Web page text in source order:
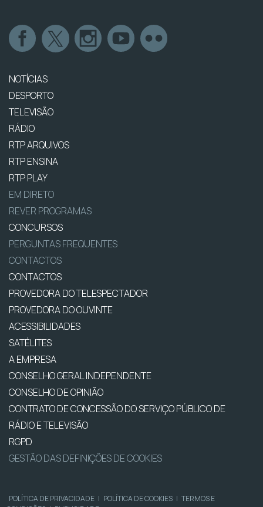
NOTÍCIAS
DESPORTO
TELEVISÃO
RÁDIO
RTP ARQUIVOS
RTP ENSINA
RTP PLAY
EM DIRETO
REVER PROGRAMAS
CONCURSOS
PERGUNTAS FREQUENTES
CONTACTOS
CONTACTOS
PROVEDORA DO TELESPECTADOR
PROVEDORA DO OUVINTE
ACESSIBILIDADES
SATÉLITES
A EMPRESA
CONSELHO GERAL INDEPENDENTE
CONSELHO DE OPINIÃO
CONTRATO DE CONCESSÃO DO SERVIÇO PÚBLICO DE
RÁDIO E TELEVISÃO
RGPD
GESTÃO DAS DEFINIÇÕES DE COOKIES
POLÍTICA DE PRIVACIDADE | POLÍTICA DE COOKIES | TERMOS E